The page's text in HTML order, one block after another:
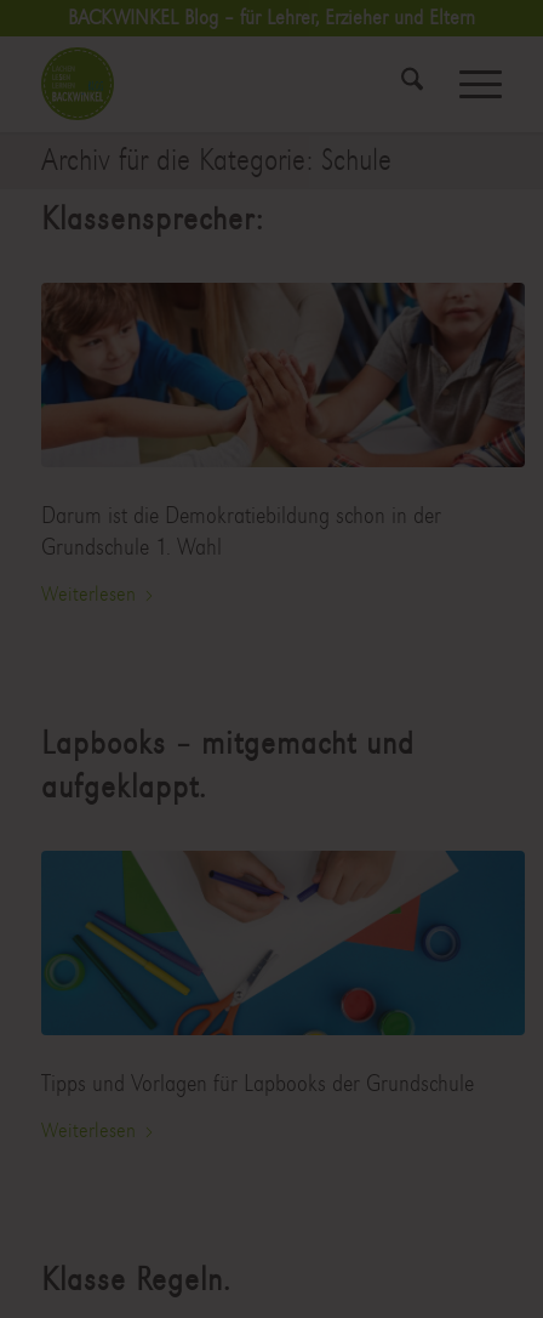
BACKWINKEL Blog – für Lehrer, Erzieher und Eltern
Archiv für die Kategorie: Schule
Klassensprecher:
Darum ist die Demokratiebildung schon in der
Grundschule 1. Wahl
Weiterlesen
Lapbooks – mitgemacht und
aufgeklappt.
Tipps und Vorlagen für Lapbooks der Grundschule
Weiterlesen
Klasse Regeln.